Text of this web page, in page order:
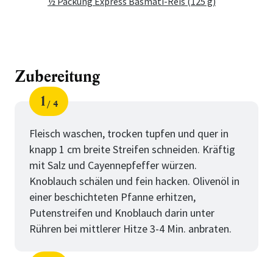
Zubereitung
Schritt
1
von
4
Fleisch waschen, trocken tupfen und quer in
knapp 1 cm breite Streifen schneiden. Kräftig
mit Salz und Cayennepfeffer würzen.
Knoblauch schälen und fein hacken. Olivenöl in
einer beschichteten Pfanne erhitzen,
Putenstreifen und Knoblauch darin unter
Rühren bei mittlerer Hitze 3-4 Min. anbraten.